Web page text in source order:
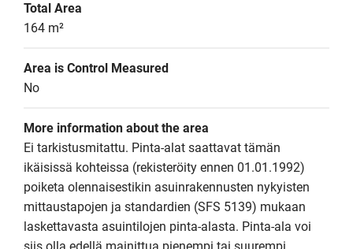
Total Area
164 m²
Area is Control Measured
No
More information about the area
Ei tarkistusmitattu. Pinta-alat saattavat tämän
ikäisissä kohteissa (rekisteröity ennen 01.01.1992)
poiketa olennaisestikin asuinrakennusten nykyisten
mittaustapojen ja standardien (SFS 5139) mukaan
laskettavasta asuintilojen pinta-alasta. Pinta-ala voi